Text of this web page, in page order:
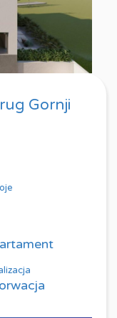
Gornji